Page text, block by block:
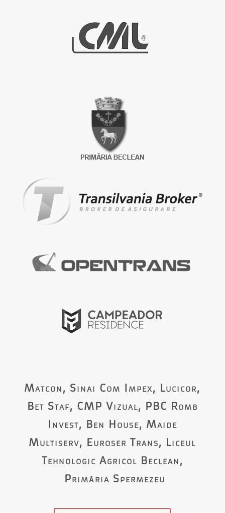
Matcon, Sinai Com Impex, Lucicor,
Bet Staf, CMP Vizual, PBC Romb
Invest, Ben House, Maide
Multiserv, Euroser Trans, Liceul
Tehnologic Agricol Beclean,
Primăria Spermezeu